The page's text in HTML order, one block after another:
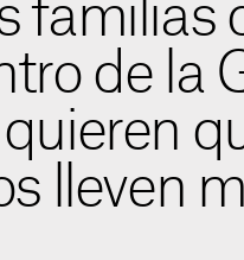
familias
de la
lleven